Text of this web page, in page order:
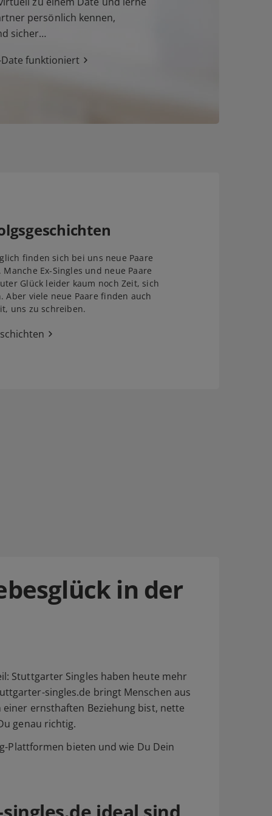
persönlich kennen,
sicher…
funktioniert
finden sich bei uns neue Paare
Ex-Singles und neue Paare
Glück leider kaum noch Zeit, sich
Aber viele neue Paare finden auch
uns zu schreiben.
in der
Stuttgarter Singles haben heute mehr
singles.de bringt Menschen aus
einer ernsthaften Beziehung bist, nette
genau richtig.
Plattformen bieten und wie Du Dein